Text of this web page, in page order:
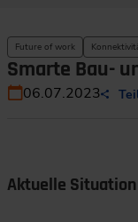
Future of work
Smarte Bau-
06.07.2023
Aktuelle Situation